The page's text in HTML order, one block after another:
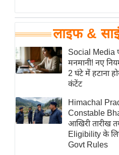
घरेलू नुस्खे
पर्यटन स्थल
फिटनेस मंत्रा
रिलेशनशिप
राजनीति
विश्लेषण
समसामयिक
मातृभूमि
लाइफ &
Social Media
मनमानी! नए
2 घंटे में हटाना
कंटेंट
Himachal
Constable
आखिरी तारीख
Eligibility के
Govt Rules